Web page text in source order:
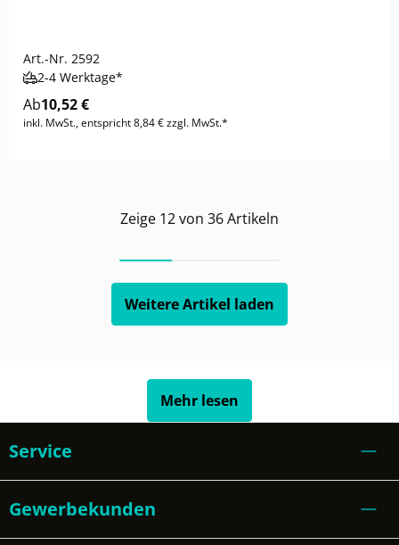
Art.-Nr. 2592
2-4 Werktage*
Ab10,52 €
inkl. MwSt., entspricht 8,84 € zzgl. MwSt.*
Zeige 12von 36Artikeln
Weitere Artikel laden
Mehr lesen
Service
Gewerbekunden